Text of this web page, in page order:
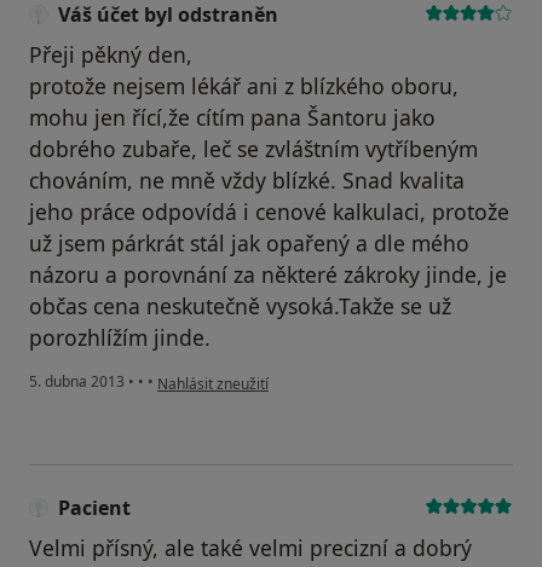
Váš účet byl odstraněn
Přeji pěkný den,
protože nejsem lékář ani z blízkého oboru,
mohu jen řící,že cítím pana Šantoru jako
dobrého zubaře, leč se zvláštním vytříbeným
chováním, ne mně vždy blízké. Snad kvalita
jeho práce odpovídá i cenové kalkulaci, protože
už jsem párkrát stál jak opařený a dle mého
názoru a porovnání za některé zákroky jinde, je
občas cena neskutečně vysoká.Takže se už
porozhlížím jinde.
5. dubna 2013 • • • podle názoru uživatele Váš účet byl odstraněn
Nahlásit zneužití
Pacient
Velmi přísný, ale také velmi precizní a dobrý